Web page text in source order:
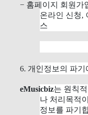
− 홈페이지 회원가
온라인 신청,
스
6. 개인정보의 파기
eMusicbiz는 원칙
나 처리목적
정보를 파기